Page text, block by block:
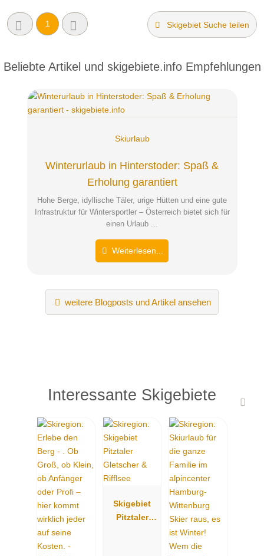
1 Skigebiet Suche teilen
Beliebte Artikel und skigebiete.info Empfehlungen
Winterurlaub in Hinterstoder: Spaß &
Erholung garantiert
Skiurlaub
Hohe Berge, idyllische Täler, urige Hütten und eine gute
Infrastruktur für Wintersportler – Österreich bietet sich für
einen Urlaub ...
Weiterlesen...
weitere Blogposts und Artikel ansehen
Interessante Skigebiete
Skigebiet
Pitztaler